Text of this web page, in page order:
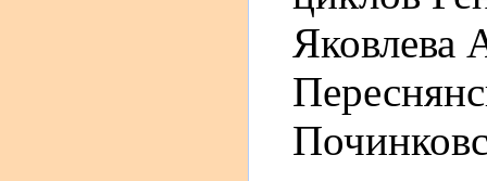
Яковлева